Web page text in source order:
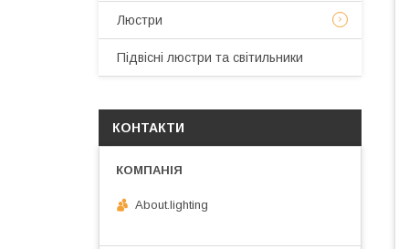
Люстри
Підвісні люстри та світильники
КОНТАКТИ
About.lighting